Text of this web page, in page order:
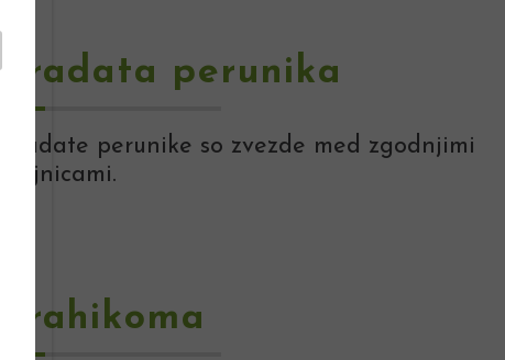
Bradata perunika
Bradate perunike so zvezde med zgodnjimi
trajnicami.
Brahikoma